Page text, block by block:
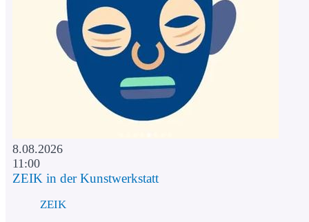
8.08.2026
11:00
ZEIK in der Kunstwerkstatt
ZEIK